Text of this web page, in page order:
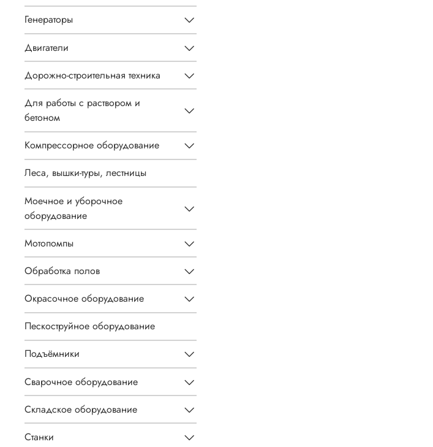
Генераторы
Двигатели
Дорожно-строительная техника
Для работы с раствором и
бетоном
Компрессорное оборудование
Леса, вышки-туры, лестницы
Моечное и уборочное
оборудование
Мотопомпы
Обработка полов
Окрасочное оборудование
Пескоструйное оборудование
Подъёмники
Сварочное оборудование
Складское оборудование
Станки